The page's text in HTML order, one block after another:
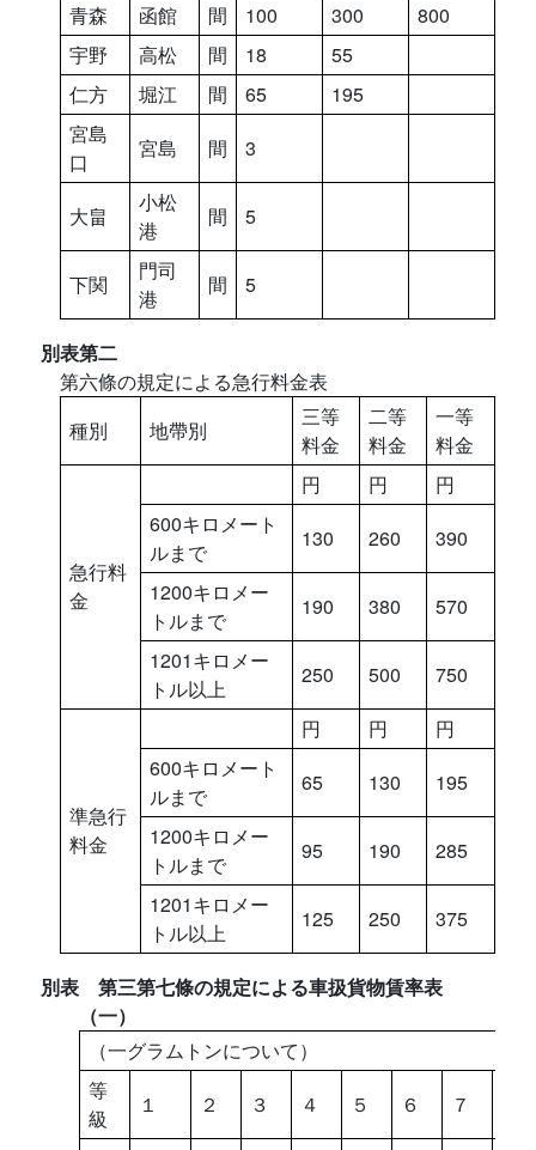
青森
函館 間 100 300
800
宇野
高松 間 18
55
仁方
堀江 間 65
195
宮島
口
宮島 間 3
大畠
小松
港
間 5
下関
門司
港
間 5
別表第二
第六條の規定による急行料金表
種別
地帶別
三等
料金
二等
料金
一等
料金
急行料
金
円 円
円
600キロメート
ルまで
130 260
390
1200キロメー
トルまで
190 380
570
1201キロメー
トル以上
250 500 750
準急行
料金
円 円
円
600キロメート
ルまで
65 130
195
1200キロメー
トルまで
95 190
285
1201キロメー
トル以上
125 250 375
別表 第三第七條の規定による車扱貨物賃率表
（一）
（一グラムトンについて）
等
級
１ ２ ３ ４ ５ ６ ７